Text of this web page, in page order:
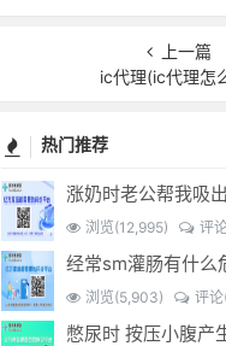
上一篇
ic代理(ic代理怎
热门推荐
涨奶时老公帮我吸
浏览(12,995) 评
浏览(5,903) 评